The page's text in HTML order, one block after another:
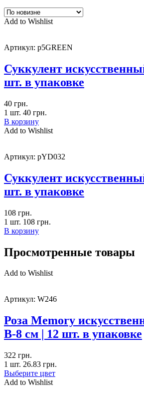
Add to Wishlist
Артикул: p5GREEN
Суккулент
шт. в упаковке
40 грн.
1 шт. 40 грн.
В корзину
Add to Wishlist
Артикул: pYD032
Суккулент
шт. в упаковке
108 грн.
1 шт. 108 грн.
В корзину
Просмотренные товары
Add to Wishlist
Артикул: W246
Роза Memory
В-8 см | 12 шт. в упаковке
322 грн.
1 шт. 26.83 грн.
Выберите цвет
Add to Wishlist